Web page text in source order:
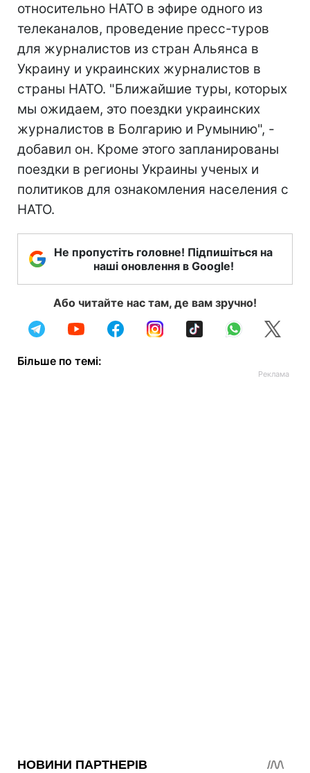
относительно НАТО в эфире одного из
телеканалов, проведение пресс-туров
для журналистов из стран Альянса в
Украину и украинских журналистов в
страны НАТО. "Ближайшие туры, которых
мы ожидаем, это поездки украинских
журналистов в Болгарию и Румынию", -
добавил он. Кроме этого запланированы
поездки в регионы Украины ученых и
политиков для ознакомления населения с
НАТО.
Не пропустіть головне! Підпишіться на
наші оновлення в Google!
Або читайте нас там, де вам зручно!
Більше по темі: